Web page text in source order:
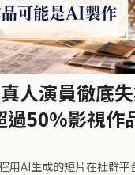
真人演員徹底
過50%影視作
用AI生成的短片在社群平